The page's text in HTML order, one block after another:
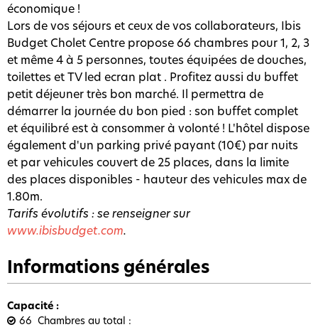
économique !
Lors de vos séjours et ceux de vos collaborateurs, Ibis
Budget Cholet Centre propose 66 chambres pour 1, 2, 3
et même 4 à 5 personnes, toutes équipées de douches,
toilettes et TV led ecran plat . Profitez aussi du buffet
petit déjeuner très bon marché. Il permettra de
démarrer la journée du bon pied : son buffet complet
et équilibré est à consommer à volonté ! L'hôtel dispose
également d'un parking privé payant (10€) par nuits
et par vehicules couvert de 25 places, dans la limite
des places disponibles - hauteur des vehicules max de
1.80m.
Tarifs évolutifs : se renseigner sur
www.ibisbudget.com.
Informations générales
Capacité :
66 Chambres au total